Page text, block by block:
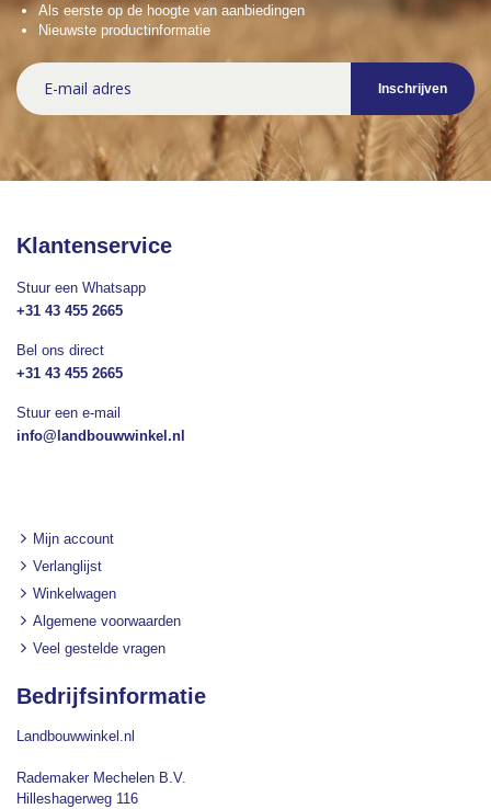
Als eerste op de hoogte van aanbiedingen
Nieuwste productinformatie
Abonneer
u
op
Inschrijven
Klantenservice
Stuur een Whatsapp
+31 43 455 2665
Bel ons direct
+31 43 455 2665
Stuur een e-mail
info@landbouwwinkel.nl
Mijn account
Verlanglijst
Winkelwagen
Algemene voorwaarden
Veel gestelde vragen
Bedrijfsinformatie
Landbouwwinkel.nl
Rademaker Mechelen B.V.
Hilleshagerweg 116